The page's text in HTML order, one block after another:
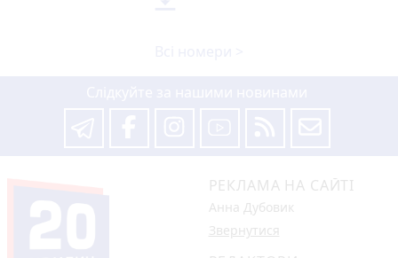
РЕКЛАМА НА САЙТІ
Анна Дубовик
Звернутися